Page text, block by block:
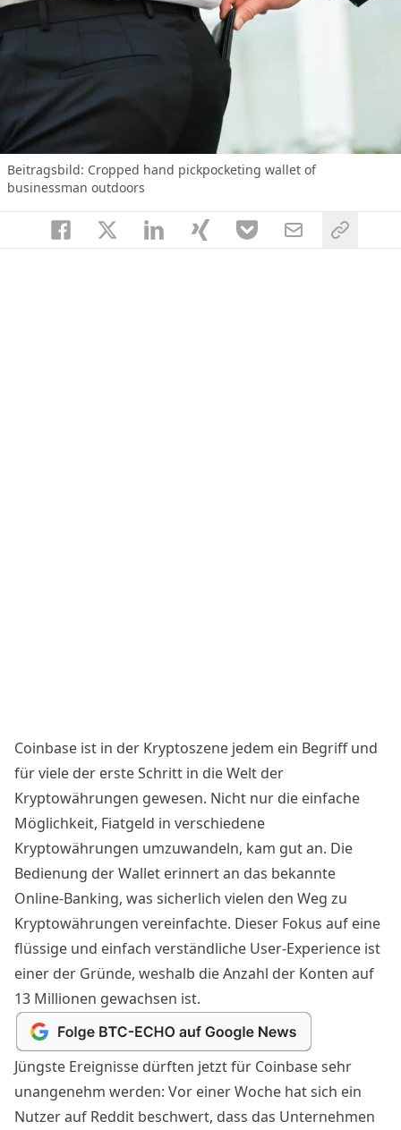
Beitragsbild: Cropped hand pickpocketing wallet of
businessman outdoors
Coinbase ist in der Kryptoszene jedem ein Begriff und
für viele der erste Schritt in die Welt der
Kryptowährungen gewesen. Nicht nur die einfache
Möglichkeit, Fiatgeld in verschiedene
Kryptowährungen umzuwandeln, kam gut an. Die
Bedienung der Wallet erinnert an das bekannte
Online-Banking, was sicherlich vielen den Weg zu
Kryptowährungen vereinfachte. Dieser Fokus auf eine
flüssige und einfach verständliche User-Experience ist
einer der Gründe, weshalb die Anzahl der Konten auf
13 Millionen gewachsen ist.
Jüngste Ereignisse dürften jetzt für Coinbase sehr
unangenehm werden: Vor einer Woche hat sich ein
Nutzer auf Reddit beschwert, dass das Unternehmen